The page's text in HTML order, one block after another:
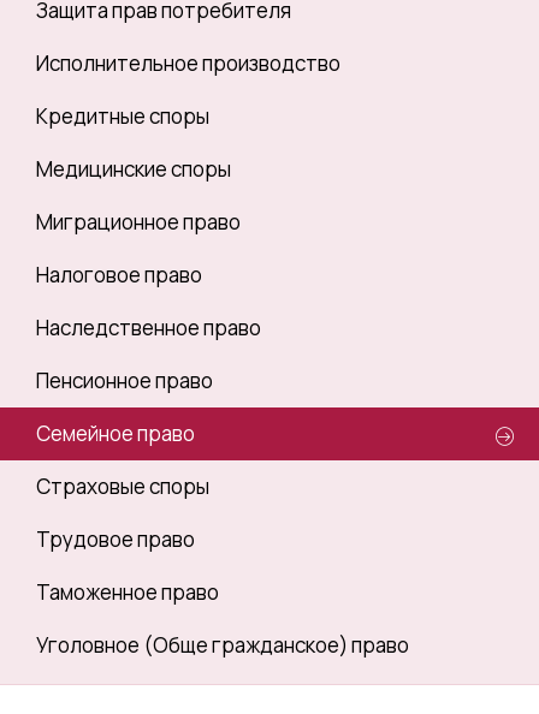
Защита прав потребителя
Исполнительное производство
Кредитные споры
Медицинские споры
Миграционное право
Налоговое право
Наследственное право
Пенсионное право
Семейное право
Страховые споры
Трудовое право
Таможенное право
Уголовное (Обще гражданское) право